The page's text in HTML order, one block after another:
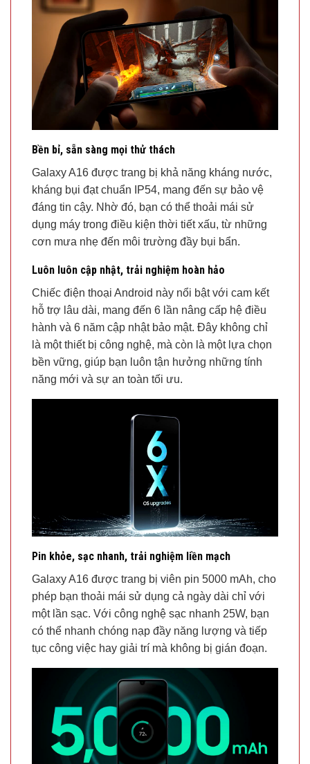
Bền bỉ, sẵn sàng mọi thử thách
Galaxy A16 được trang bị khả năng kháng nước,
kháng bụi đạt chuẩn IP54, mang đến sự bảo vệ
đáng tin cậy. Nhờ đó, bạn có thể thoải mái sử
dụng máy trong điều kiện thời tiết xấu, từ những
cơn mưa nhẹ đến môi trường đầy bụi bẩn.
Luôn luôn cập nhật, trải nghiệm hoàn hảo
Chiếc điện thoại Android này nổi bật với cam kết
hỗ trợ lâu dài, mang đến 6 lần nâng cấp hệ điều
hành và 6 năm cập nhật bảo mật. Đây không chỉ
là một thiết bị công nghệ, mà còn là một lựa chọn
bền vững, giúp bạn luôn tận hưởng những tính
năng mới và sự an toàn tối ưu.
Pin khỏe, sạc nhanh, trải nghiệm liền mạch
Galaxy A16 được trang bị viên pin 5000 mAh, cho
phép bạn thoải mái sử dụng cả ngày dài chỉ với
một lần sạc. Với công nghệ sạc nhanh 25W, bạn
có thể nhanh chóng nạp đầy năng lượng và tiếp
tục công việc hay giải trí mà không bị gián đoạn.